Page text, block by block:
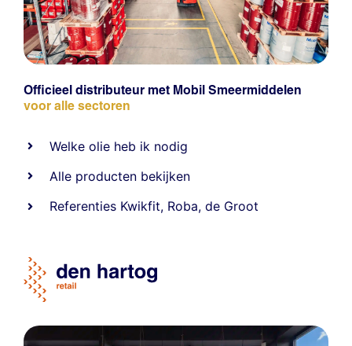
Officieel distributeur met Mobil Smeermiddelen
voor alle sectoren
Welke olie heb ik nodig
Alle producten bekijken
Referenties Kwikfit, Roba,de Groot